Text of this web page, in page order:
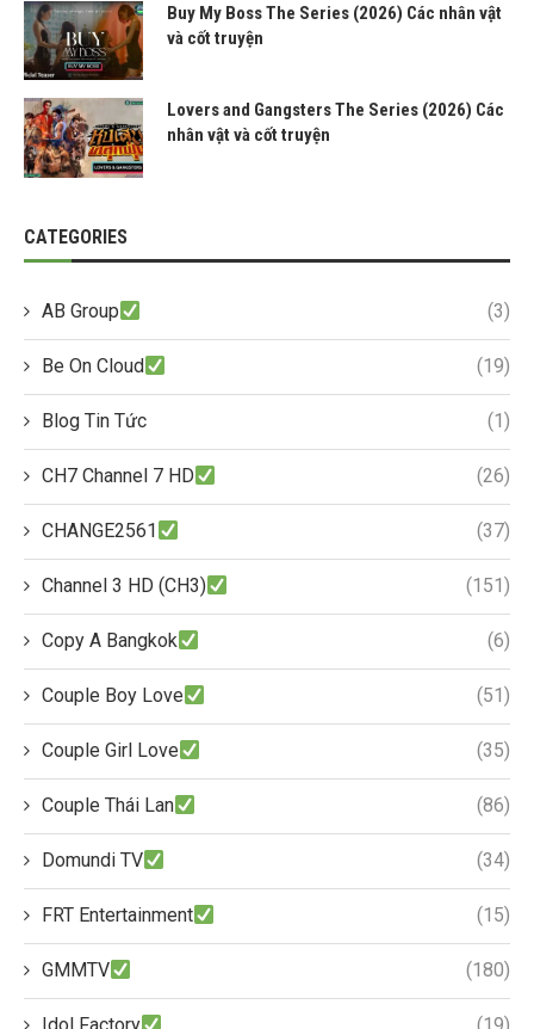
Buy My Boss The Series (2026) Các nhân vật
và cốt truyện
Lovers and Gangsters The Series (2026) Các
nhân vật và cốt truyện
CATEGORIES
AB Group (3)
Be On Cloud (19)
Blog Tin Tức (1)
CH7 Channel 7 HD (26)
CHANGE2561 (37)
Channel 3 HD (CH3) (151)
Copy A Bangkok (6)
Couple Boy Love (51)
Couple Girl Love (35)
Couple Thái Lan (86)
Domundi TV (34)
FRT Entertainment (15)
GMMTV (180)